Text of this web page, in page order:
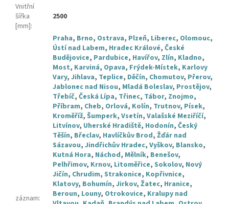
Vnitřní
šířka
[mm]:
2500
záznam:
Praha, Brno, Ostrava, Plzeň, Liberec, Olomouc,
Ústí nad Labem, Hradec Králové, České
Budějovice, Pardubice, Havířov, Zlín, Kladno,
Most, Karviná, Opava, Frýdek-Místek, Karlovy
Vary, Jihlava, Teplice, Děčín, Chomutov, Přerov,
Jablonec nad Nisou, Mladá Boleslav, Prostějov,
Třebíč, Česká Lípa, Třinec, Tábor, Znojmo,
Příbram, Cheb, Orlová, Kolín, Trutnov, Písek,
Kroměříž, Šumperk, Vsetín, Valašské Meziříčí,
Litvínov, Uherské Hradiště, Hodonín, Český
Těšín, Břeclav, Havlíčkův Brod, Žďár nad
Sázavou, Jindřichův Hradec, Vyškov, Blansko,
Kutná Hora, Náchod, Mělník, Benešov,
Pelhřimov, Krnov, Litoměřice, Sokolov, Nový
Jičín, Chrudim, Strakonice, Kopřivnice,
Klatovy, Bohumín, Jirkov, Žatec, Hranice,
Beroun, Louny, Otrokovice, Kralupy nad